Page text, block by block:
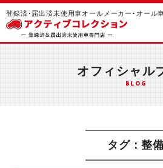
登録済･届出済未使用車オールメーカー･オール
オフィシャル
BLOG
タグ：整